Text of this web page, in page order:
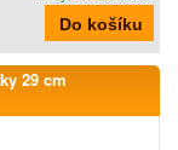
29 cm